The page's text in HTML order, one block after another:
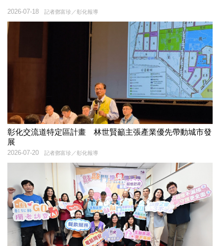
記者鄧富珍／彰化報導
2026-07-18
彰化交流道特定區計畫 林世賢籲主張產業優先帶動城市發
展
記者鄧富珍／彰化報導
2026-07-20